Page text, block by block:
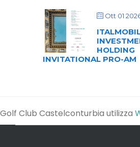
Ott 01
HOLDING
INVITATIONAL PRO-AM
Golf Club Castelconturbia utilizza